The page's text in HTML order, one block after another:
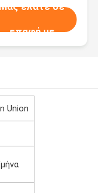
ελάτε σε
επαφή με
Union